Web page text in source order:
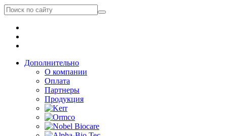
Дополнительно
О компании
Оплата
Партнеры
Продукция